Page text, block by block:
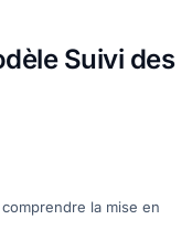
Suivi des
la mise en